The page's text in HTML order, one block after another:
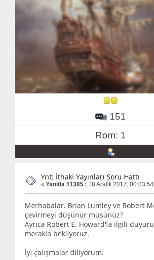
151
Rom: 1
Ynt: İthaki Yayınları Soru Hattı
« Yanıtla #1385 : 18 Aralık 2017,
Merhabalar. Brian Lumley ve Robert
çevirmeyi düşünür müsünüz?
Ayrıca Robert E. Howard'la ilgili
merakla bekliyoruz.
İyi çalışmalar diliyorum.